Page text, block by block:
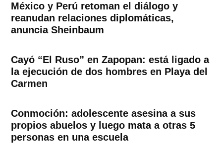
México y Perú retoman el diálogo y
reanudan relaciones diplomáticas,
anuncia Sheinbaum
Cayó “El Ruso” en Zapopan: está ligado a
la ejecución de dos hombres en Playa del
Carmen
Conmoción: adolescente asesina a sus
propios abuelos y luego mata a otras 5
personas en una escuela